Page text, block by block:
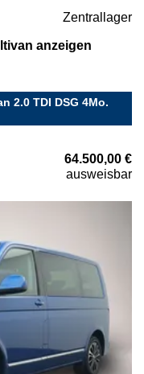
Zentrallager
anzeigen
2.0 TDI DSG 4Mo.
64.500,00 €
ausweisbar